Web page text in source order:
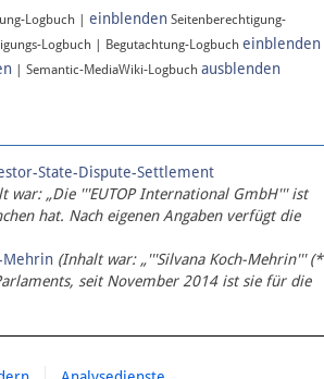
Logbuch | einblenden Seitenberechtigung-
Logbuch | Begutachtung-Logbuch einblenden
| Semantic-MediaWiki-Logbuch ausblenden
State-Dispute-Settlement
war: „Die '''EUTOP International GmbH''' ist
hat. Nach eigenen Angaben verfügt die
Mehrin (Inhalt war: „'''Silvana Koch-Mehrin''' (*
seit November 2014 ist sie für die